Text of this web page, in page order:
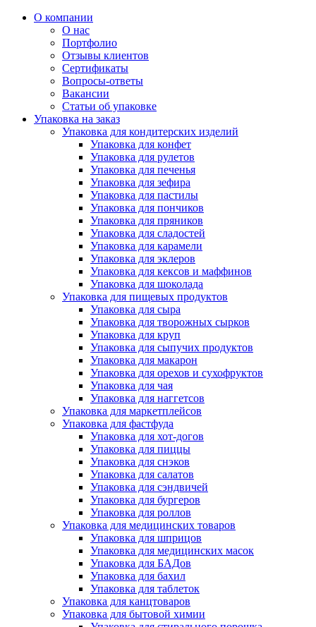
О компании
О нас
Портфолио
Отзывы клиентов
Сертификаты
Вопросы-ответы
Вакансии
Статьи об упаковке
Упаковка на заказ
Упаковка для кондитерских изделий
Упаковка для конфет
Упаковка для рулетов
Упаковка для печенья
Упаковка для зефира
Упаковка для пастилы
Упаковка для пончиков
Упаковка для пряников
Упаковка для сладостей
Упаковка для карамели
Упаковка для эклеров
Упаковка для кексов и маффинов
Упаковка для шоколада
Упаковка для пищевых продуктов
Упаковка для сыра
Упаковка для творожных сырков
Упаковка для круп
Упаковка для сыпучих продуктов
Упаковка для макарон
Упаковка для орехов и сухофруктов
Упаковка для чая
Упаковка для наггетсов
Упаковка для маркетплейсов
Упаковка для фастфуда
Упаковка для хот-догов
Упаковка для пиццы
Упаковка для снэков
Упаковка для салатов
Упаковка для сэндвичей
Упаковка для бургеров
Упаковка для роллов
Упаковка для медицинских товаров
Упаковка для шприцов
Упаковка для медицинских масок
Упаковка для БАДов
Упаковка для бахил
Упаковка для таблеток
Упаковка для канцтоваров
Упаковка для бытовой химии